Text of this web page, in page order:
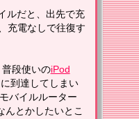
ルだと、出先で充
充電なしで往復す
段使いのiPod
到達してしまい
バイルルーター
とかしたいとこ